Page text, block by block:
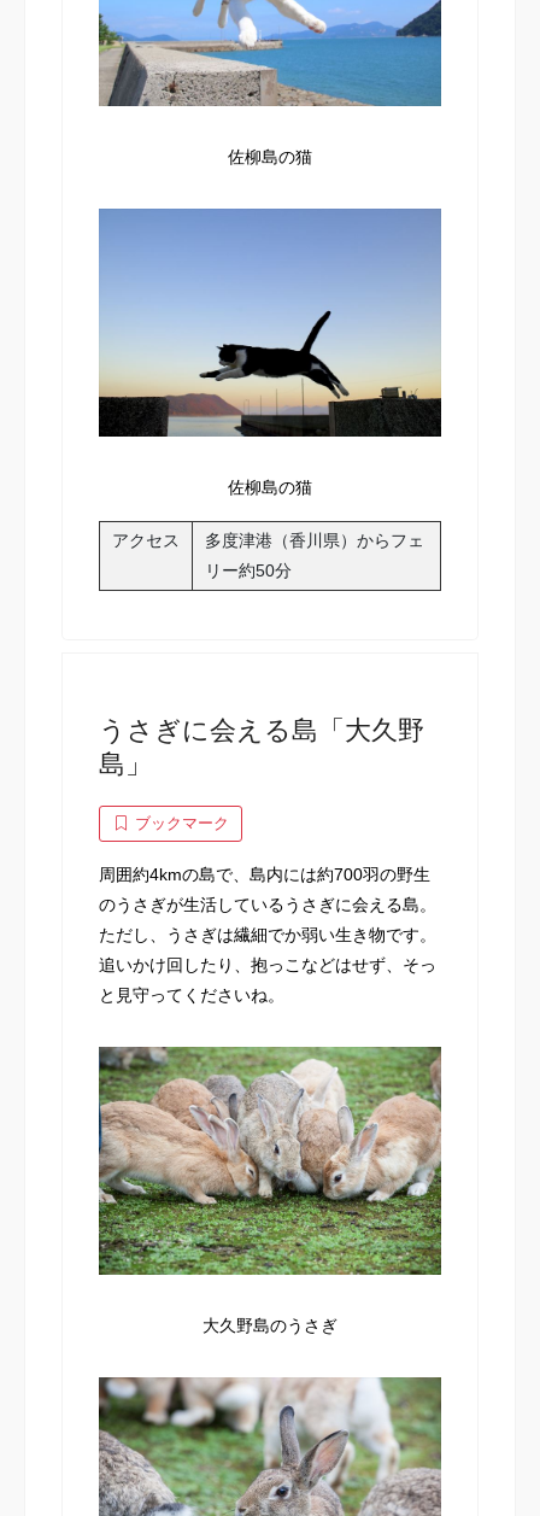
佐柳島の猫
佐柳島の猫
アクセス
多度津港（香川県）からフェ
リー約50分
うさぎに会える島「大久野
島」
ブックマーク
周囲約4kmの島で、島内には約700羽の野生
のうさぎが生活しているうさぎに会える島。
ただし、うさぎは繊細でか弱い生き物です。
追いかけ回したり、抱っこなどはせず、そっ
と見守ってくださいね。
大久野島のうさぎ